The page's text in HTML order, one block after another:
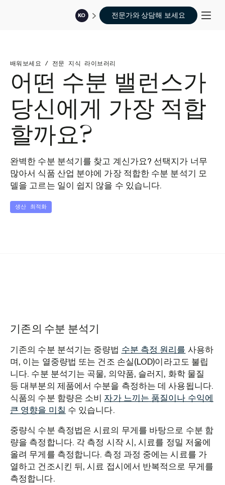
KO 전문가와 상담해 보세요
배워보세요 / 전문 지식 라이브러리
어떤 수분 밸런스가
당신에게 가장 적합
할까요?
완벽한 수분 분석기를 찾고 계신가요? 선택지가 너무
많아서 식품 산업 분야에 가장 적합한 수분 분석기 모
델을 고르는 일이 쉽지 않을 수 있습니다.
생산 최적화
기존의 수분 분석기
기존의 수분 분석기는 중량법 수분 측정 원리를 사용하
며, 이는 열중량법 또는 건조 손실(LOD)이라고도 불립
니다. 수분 분석기는 곡물, 의약품, 슬러지, 화학 물질
등 대부분의 제품에서 수분을 측정하는 데 사용됩니다.
식품의 수분 함량은 소비 자가 느끼는 품질이나 수익에
큰 영향을 미칠 수 있습니다.
중량식 수분 측정법은 시료의 무게를 바탕으로 수분 함
량을 측정합니다. 각 측정 시작 시, 시료를 정밀 저울에
올려 무게를 측정합니다. 측정 과정 중에는 시료를 가
열하고 건조시킨 뒤, 시료 접시에서 반복적으로 무게를
측정합니다.